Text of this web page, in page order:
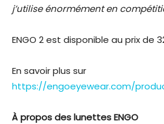
j’utilise énormément en
ENGO 2 est disponible au prix de
En savoir plus sur
https://engoeyewear.com/
À propos des lunettes ENGO